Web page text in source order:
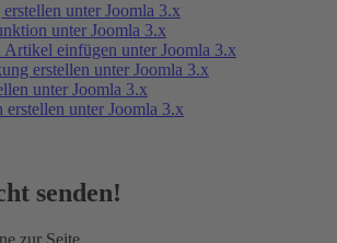
unter Joomla 3.x
unter Joomla 3.x
einfügen unter Joomla 3.x
erstellen unter Joomla 3.x
unter Joomla 3.x
erstellen unter Joomla 3.x
senden!
zur Seite.